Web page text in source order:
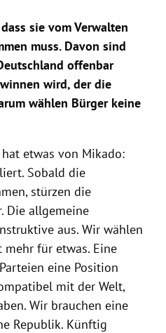
sie vom Verwalten
muss. Davon sind
offenbar
wird, der die
wählen Bürger keine
etwas von Mikado:
Sobald die
stürzen die
Die allgemeine
aus. Wir wählen
für etwas. Eine
eine Position
mit der Welt,
Wir brauchen eine
Republik. Künftig